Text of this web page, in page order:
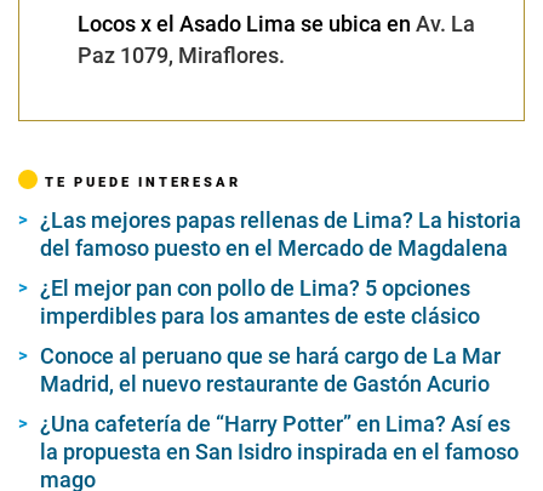
Locos x el Asado Lima se ubica en Av. La
Paz 1079, Miraflores.
TE PUEDE INTERESAR
¿Las mejores papas rellenas de Lima? La historia
del famoso puesto en el Mercado de Magdalena
¿El mejor pan con pollo de Lima? 5 opciones
imperdibles para los amantes de este clásico
Conoce al peruano que se hará cargo de La Mar
Madrid, el nuevo restaurante de Gastón Acurio
¿Una cafetería de “Harry Potter” en Lima? Así es
la propuesta en San Isidro inspirada en el famoso
mago